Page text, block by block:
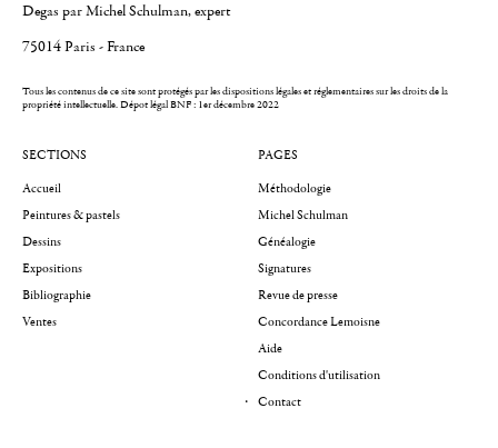
Degas par Michel Schulman, expert
75014 Paris - France
Tous les contenus de ce site sont protégés par les dispositions légales et réglementaires sur les droits de la
propriété intellectuelle.Dépot légal BNF : 1er décembre 2022
SECTIONS
Accueil
Peintures & pastels
Dessins
Expositions
Bibliographie
Ventes
PAGES
Méthodologie
Michel Schulman
Généalogie
Signatures
Revue de presse
Concordance Lemoisne
Aide
Conditions d'utilisation
Contact